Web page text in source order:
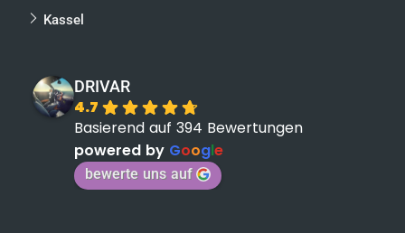
Kassel
DRIVAR
4.7
Basierend auf 394 Bewertungen
powered by Google
bewerte uns auf